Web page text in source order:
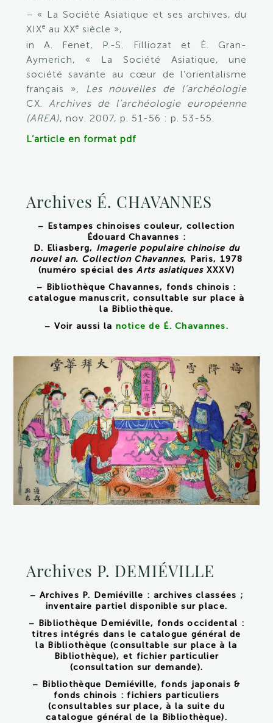
– « La Société Asiatique et ses archives, du
XIXe au XXe siècle »,
in A. Fenet, P.-S. Filliozat et È. Gran-
Aymerich, « La Société Asiatique, une
société savante au cœur de l’orientalisme
français »,
Les nouvelles de l’archéologie
CX. Archives de l’archéologie européenne
(AREA), nov. 2007, p. 51-56 : p. 53-55.
L’article en format pdf
Archives É. CHAVANNES
– Estampes chinoises couleur, collection
Édouard Chavannes :
D. Eliasberg, Imagerie populaire chinoise du
nouvel an. Collection Chavannes, Paris, 1978
(numéro spécial desArts asiatiques XXXV)
– Bibliothèque Chavannes, fonds chinois :
catalogue manuscrit, consultable sur place à
la Bibliothèque.
– Voir aussi la notice de É. Chavannes.
Archives P. DEMIÉVILLE
– Archives P. Demiéville : archives classées ;
inventaire partiel disponible sur place.
– Bibliothèque Demiéville, fonds occidental :
titres intégrés dans le catalogue général de
la Bibliothèque (consultable sur place à la
Bibliothèque), et fichier particulier
(consultation sur demande).
– Bibliothèque Demiéville, fonds japonais &
fonds chinois : fichiers particuliers
(consultables sur place, à la suite du
catalogue général de la Bibliothèque).